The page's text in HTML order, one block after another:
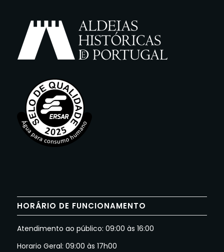
HORÁRIO DE FUNCIONAMENTO
Atendimento ao público: 09:00 às 16:00
Horario Geral: 09:00 às 17h00